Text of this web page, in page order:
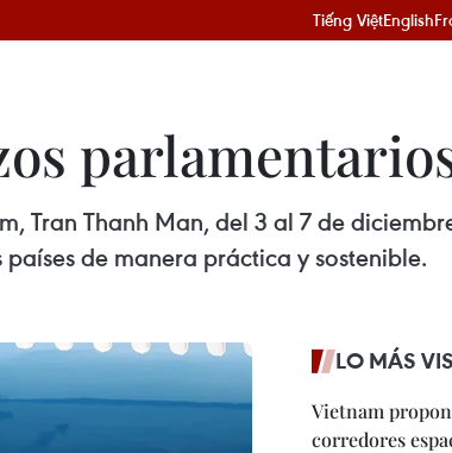
Tiếng ViệtEnglish
Tran Thanh Man, del 3 al 7 de
de manera práctica y sostenible.
LO MÁS
Vietnam
corredores